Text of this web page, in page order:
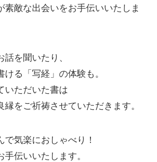
素敵な出会いをお手伝いいたしま
を聞いたり、
ける「写経」の体験も。
いただいた書は
縁をご祈祷させていただきます。
で気楽におしゃべり！
伝いいたします。